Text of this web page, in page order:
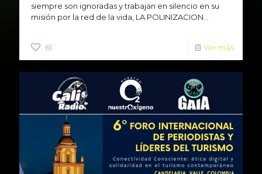
siempre son ignoradas y trabajan en silencio en su
misión por la red de la vida, LA POLINIZACION...
61 Ver más